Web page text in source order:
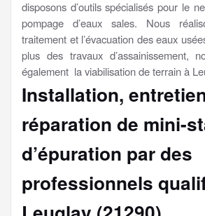
disposons d’outils spécialisés pour le
pompage d’eaux sales. Nous
traitement et l’évacuation des eaux
plus des travaux d’assainissement,
également la viabilisation de terrain à
Installation,
réparation de mini-
d’épuration par des
professionnels